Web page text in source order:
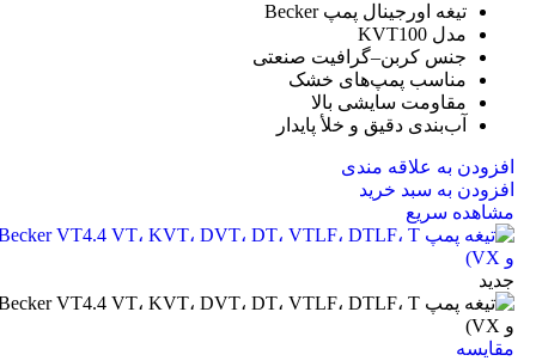
تیغه اورجینال پمپ Becker
مدل KVT100
جنس کربن–گرافیت صنعتی
مناسب پمپ‌های خشک
مقاومت سایشی بالا
آب‌بندی دقیق و خلأ پایدار
افزودن به علاقه مندی
افزودن به سبد خرید
مشاهده سریع
جدید
مقایسه